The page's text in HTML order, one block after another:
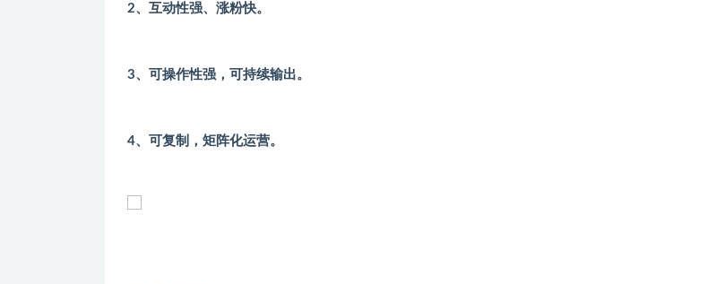
2、互动性强、涨粉快。
3、可操作性强，可持续输出。
4、可复制，矩阵化运营。